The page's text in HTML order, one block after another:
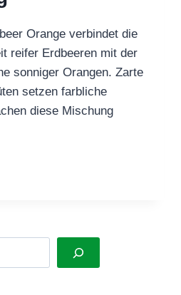
Orange verbindet die
reifer Erdbeeren mit der
sonniger Orangen. Zarte
setzen farbliche
diese Mischung